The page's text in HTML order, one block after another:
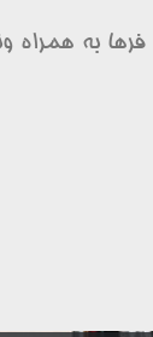
فرها به